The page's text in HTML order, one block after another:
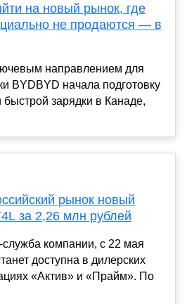
на новый рынок, где
не продаются — в
направлением для
BYDBYD начала подготовку
быстрой зарядки в Канаде,
рынок новый
за 2,26 млн рублей
служба компании, с 22 мая
доступна в дилерских
«Актив» и «Прайм». По